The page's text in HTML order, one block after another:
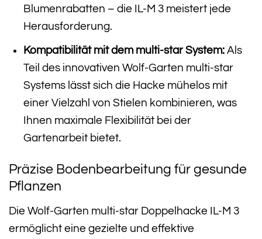
Blumenrabatten – die IL-M 3 meistert jede
Herausforderung.
Kompatibilität mit dem multi-star System:Als
Teil des innovativen Wolf-Garten multi-star
Systems lässt sich die Hacke mühelos mit
einer Vielzahl von Stielen kombinieren, was
Ihnen maximale Flexibilität bei der
Gartenarbeit bietet.
Präzise Bodenbearbeitung für gesunde
Pflanzen
Die Wolf-Garten multi-star Doppelhacke IL-M 3
ermöglicht eine gezielte und effektive